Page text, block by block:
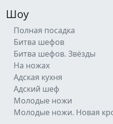
Шоу
Полная посадка
Битва шефов
Битва шефов. Звёзды
На ножах
Адская кухня
Адский шеф
Молодые ножи
Молодые ножи. Новая